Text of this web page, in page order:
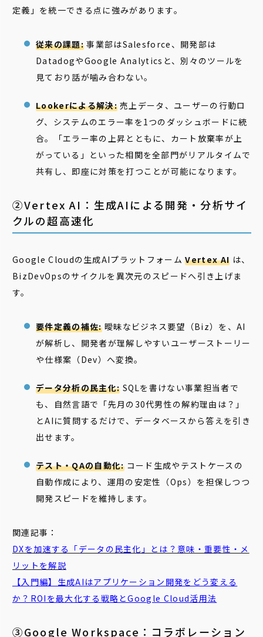
定義」を統一できる点に強みがあります。
従来の課題:事業部はSalesforce、開発部は
DatadogやGoogle Analyticsと、別々のツールを
見ており話が噛み合わない。
Lookerによる解決:売上データ、ユーザーの行動ロ
グ、システムのエラー率を1つのダッシュボードに統
合。「エラー率の上昇とともに、カート放棄率が上
がっている」といった相関を全部門がリアルタイムで
共有し、即座に対策を打つことが可能になります。
②Vertex AI：生成AIによる開発・分析サイ
クルの超高速化
Google Cloudの生成AIプラットフォームVertex AI は、
BizDevOpsのサイクルを異次元のスピードへ引き上げま
す。
要件定義の補佐:曖昧なビジネス要望（Biz）を、AI
が解析し、開発者が理解しやすいユーザーストーリー
や仕様案（Dev）へ変換。
データ分析の民主化: SQLを書けない事業担当者で
も、自然言語で「先月の30代男性の解約理由は？」
とAIに質問するだけで、データベースから答えを引き
出せます。
テスト・QAの自動化:コード生成やテストケースの
自動作成により、運用の安定性（Ops）を担保しつつ
開発スピードを維持します。
関連記事：
DXを加速する「データの民主化」とは？意味・重要性・メ
リットを解説
【入門編】生成AIはアプリケーション開発をどう変える
か？ROIを最大化する戦略とGoogle Cloud活用法
③Google Workspace：コラボレーション